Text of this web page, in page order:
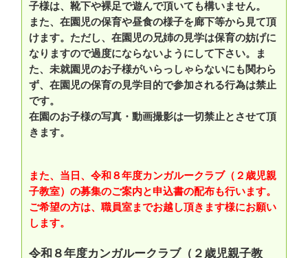
子様は、靴下や裸足で遊んで頂いても構いません。
また、在園児の保育や昼食の様子を廊下等から見て頂
けます。ただし、在園児の兄姉の見学は保育の妨げに
なりますので過度にならないようにして下さい。ま
た、未就園児のお子様がいらっしゃらないにも関わら
ず、在園児の保育の見学目的で参加される行為は禁止
です。
在園のお子様の写真・動画撮影は一切禁止とさせて頂
きます。
また、当日、令和８年度カンガルークラブ（２歳児親
子教室）の募集のご案内と申込書の配布も行います。
ご希望の方は、職員室までお越し頂きます様にお願い
します。
令和８年度カンガルークラブ（２歳児親子教